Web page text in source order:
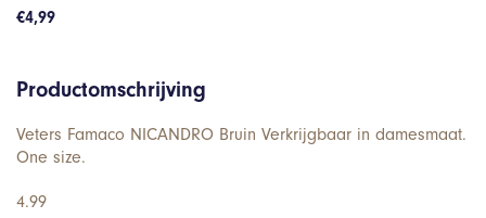
€4,99
Productomschrijving
Veters Famaco NICANDRO Bruin Verkrijgbaar in damesmaat.
One size.
4.99